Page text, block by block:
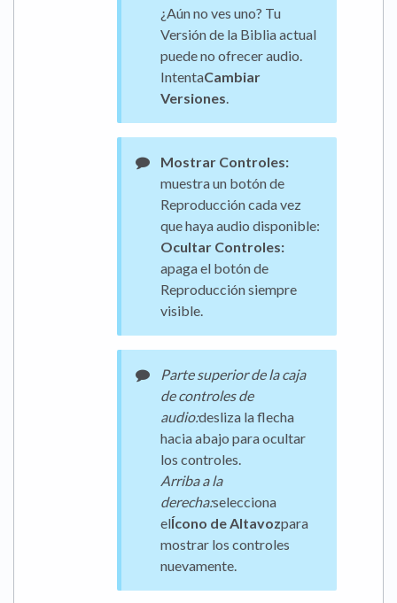
¿Aún no ves uno? Tu
Versión de la Biblia actual
puede no ofrecer audio.
IntentaCambiar
Versiones.
Mostrar Controles:
muestra un botón de
Reproducción cada vez
que haya audio disponible:
Ocultar Controles:
apaga el botón de
Reproducción siempre
visible.
Parte superior de la caja
de controles de
audio:desliza la flecha
hacia abajo para ocultar
los controles.
Arriba a la
derecha:selecciona
elÍcono de Altavozpara
mostrar los controles
nuevamente.